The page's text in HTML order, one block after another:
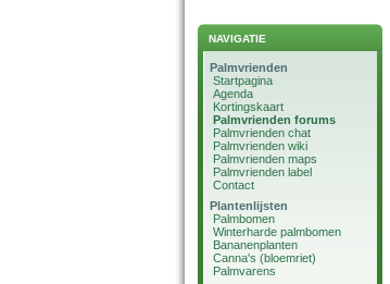
NAVIGATIE
Palmvrienden
Startpagina
Agenda
Kortingskaart
Palmvrienden forums
Palmvrienden chat
Palmvrienden wiki
Palmvrienden maps
Palmvrienden label
Contact
Plantenlijsten
Palmbomen
Winterharde palmbomen
Bananenplanten
Canna's (bloemriet)
Palmvarens